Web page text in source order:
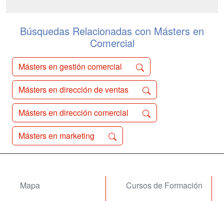
UNIDAD DIDÁCTICA 4. ÍNDICES
PSICOGRÁFICOS DEL
PERSUASIÓN Y CAMBIO DE ACTIT...
Búsquedas Relacionadas con Másters en
Comercial
Másters en gestión comercial
Másters en dirección de ventas
Másters en dirección comercial
Másters en marketing
Mapa
Cursos de Formación